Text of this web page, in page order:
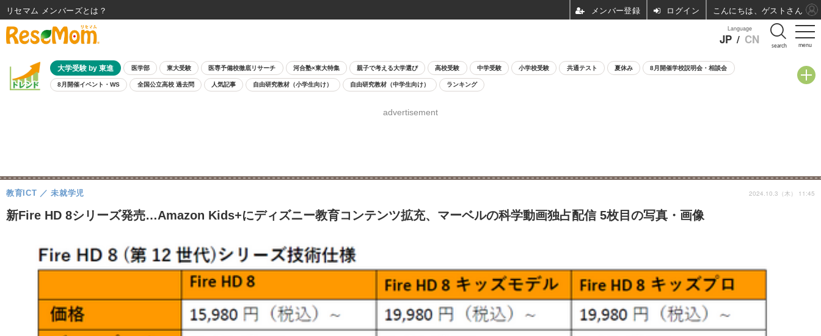
menu
Language
JP / CN search
大学受験 by 東進 医学部 東大受験 医専予備校徹底リサーチ 河合塾×東大特集 親子で考える大学選び 高校受験 中学受験 小学校受験 共通テスト 夏休み 8月開催学校説明会・相談会
8月開催イベント・WS 全国公立高校 過去問 人気記事 自由研究教材（小学生向け） 自由研究教材（中学生向け） ランキング
advertisement
新Fire HD 8シリーズ発売…Amazon Kids+にディズニー教育コンテンツ拡充、マーベルの科学動画独占配信 5枚目の写真・画像
教育ICT 未就学児 2024.10.3（木） 11:45
リセマム メンバーズ ログイン こんにちは、ゲストさん